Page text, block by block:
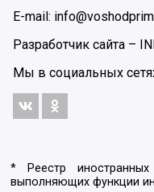
E-mail:
Разработчик сайта –
Мы в социальных
* Реестр
выполняющих функции